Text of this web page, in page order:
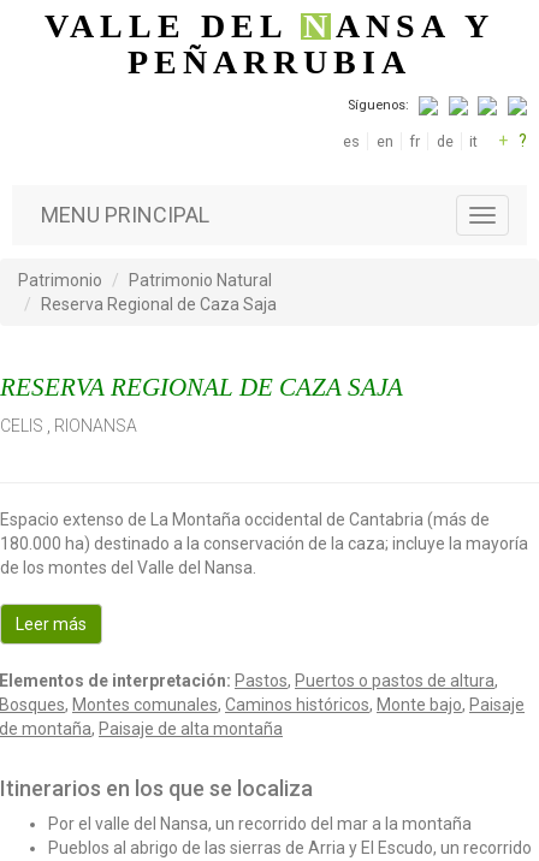
Pasar al contenido principal
VALLE DELNANSA Y
PEÑARRUBIA
Síguenos:
es en fr de it + ?
T
o
i
o
MENU PRINCIPAL
Patrimonio
Patrimonio Natural
Reserva Regional de Caza Saja
RESERVA REGIONAL DE CAZA SAJA
CELIS RIONANSA
Espacio extenso de La Montaña occidental de Cantabria (más de
180.000 ha) destinado a la conservación de la caza; incluye la mayoría
de los montes del Valle del Nansa.
Leer más
Elementos de interpretación: Pastos, Puertos o pastos de altura,
Bosques, Montes comunales, Caminos históricos, Monte bajo, Paisaje
de montaña, Paisaje de alta montaña
Itinerarios en los que se localiza
Por el valle del Nansa, un recorrido del mar a la montaña
Pueblos al abrigo de las sierras de Arria y El Escudo, un recorrido